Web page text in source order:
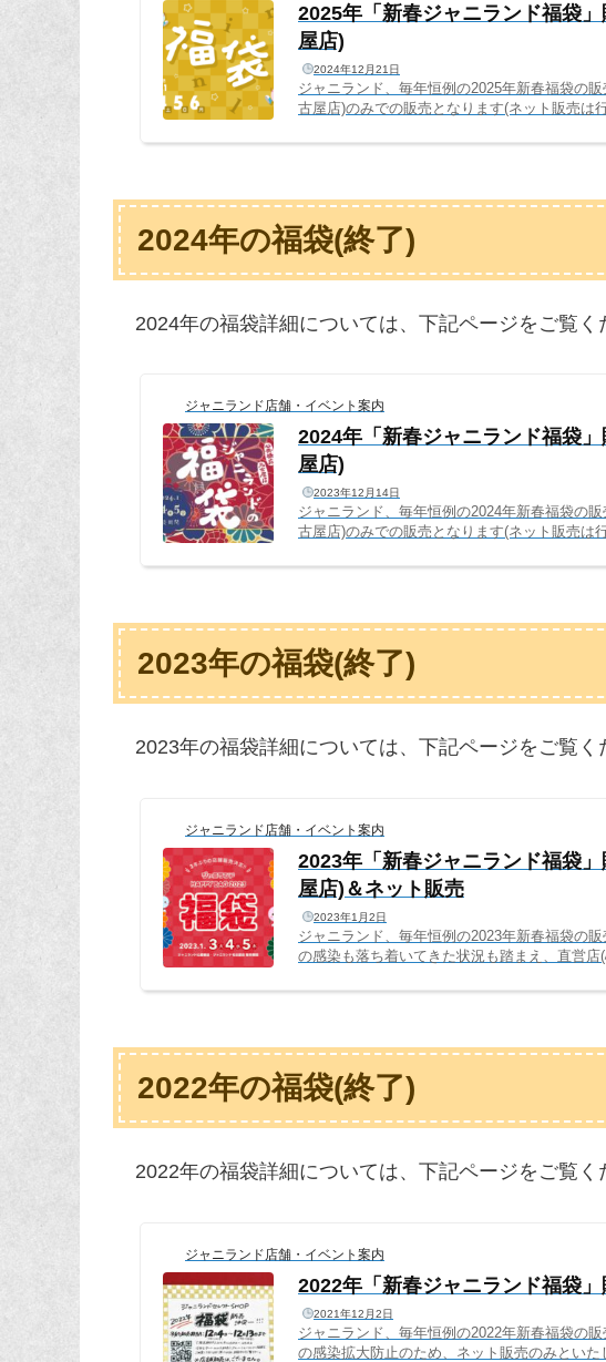
2025年「新春ジャニランド福袋
屋店)
2024年12月21日
ジャニランド、毎年恒例の2025年新春福袋の
古屋店)のみでの販売となります(ネット販売は
ます。販売サイト・日程2025年のジャニラン
2024年の福袋(終了)
2024年の福袋詳細については、下記ページをご覧く
ジャニランド店舗・イベント案内
2024年「新春ジャニランド福袋
屋店)
2023年12月14日
ジャニランド、毎年恒例の2024年新春福袋の
古屋店)のみでの販売となります(ネット販売は
ます。販売サイト・日程2024年のジャニラン
2023年の福袋(終了)
2023年の福袋詳細については、下記ページをご覧く
ジャニランド店舗・イベント案内
2023年「新春ジャニランド福袋
屋店)＆ネット販売
2023年1月2日
ジャニランド、毎年恒例の2023年新春福袋の
の感染も落ち着いてきた状況も踏まえ、直営
小しての販売となりますが、多くのお客様に
2022年の福袋(終了)
2022年の福袋詳細については、下記ページをご覧く
ジャニランド店舗・イベント案内
2022年「新春ジャニランド福袋
2021年12月2日
ジャニランド、毎年恒例の2022年新春福袋の
の感染拡大防止のため、ネット販売のみとい